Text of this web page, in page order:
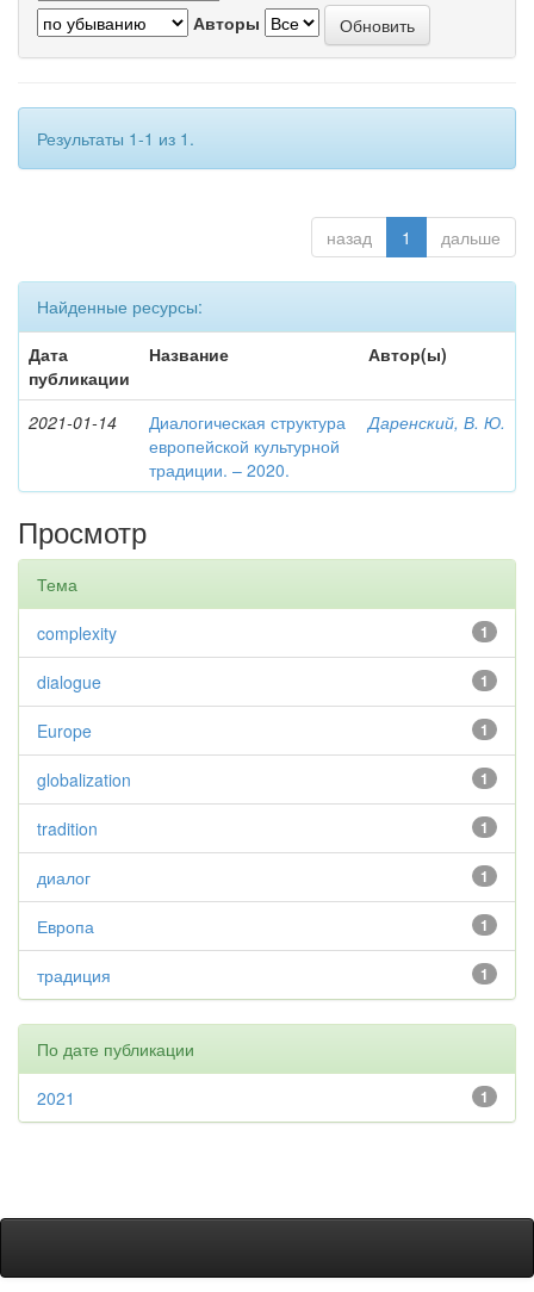
Авторы
Результаты 1-1 из 1.
назад 1 дальше
Найденные ресурсы:
Дата
публикации
Название Автор(ы)
2021-01-14
Диалогическая структура
европейской культурной
традиции. – 2020.
Даренский, В. Ю.
Просмотр
Тема
1
complexity
1
dialogue
1
Europe
1
globalization
1
tradition
1
диалог
1
Европа
1
традиция
По дате публикации
1
2021